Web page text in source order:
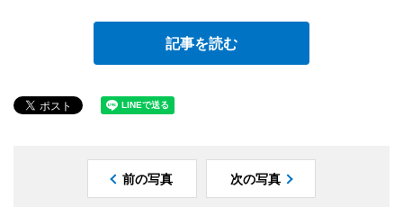
記事を読む
前の写真 次の写真